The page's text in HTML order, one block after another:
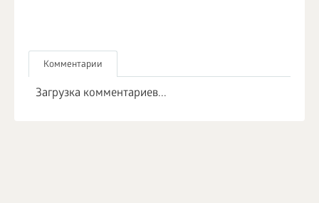
Комментарии
Загрузка комментариев...